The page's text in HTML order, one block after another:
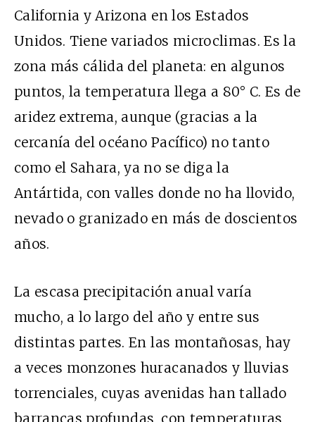
California y Arizona en los Estados
Unidos. Tiene variados microclimas. Es la
zona más cálida del planeta: en algunos
puntos, la temperatura llega a 80° C. Es de
aridez extrema, aunque (gracias a la
cercanía del océano Pacífico) no tanto
como el Sahara, ya no se diga la
Antártida, con valles donde no ha llovido,
nevado o granizado en más de doscientos
años.
La escasa precipitación anual varía
mucho, a lo largo del año y entre sus
distintas partes. En las montañosas, hay
a veces monzones huracanados y lluvias
torrenciales, cuyas avenidas han tallado